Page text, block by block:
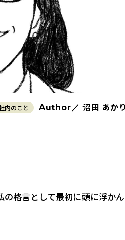
内のこと Author／沼田 あかり
格言として最初に頭に浮か